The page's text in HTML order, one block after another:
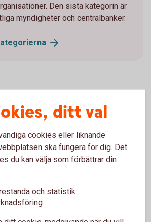
Den sista kategorin är
myndigheter och centralbanker.
om
mig icke-professionell? Är
mig?
professionell kund?
kund?
ditt val
cookies eller liknande
ska fungera för dig. Det
du kan välja som förbättrar din
och statistik